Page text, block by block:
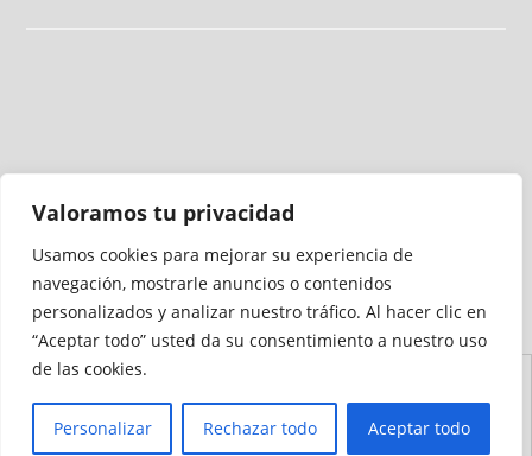
Valoramos tu privacidad
Usamos cookies para mejorar su experiencia de
navegación, mostrarle anuncios o contenidos
personalizados y analizar nuestro tráfico. Al hacer clic en
“Aceptar todo” usted da su consentimiento a nuestro uso
de las cookies.
Personalizar Rechazar todo Aceptar todo
Medio auditado por
Accesibilidad
Sitio
Cookies
Privacidad